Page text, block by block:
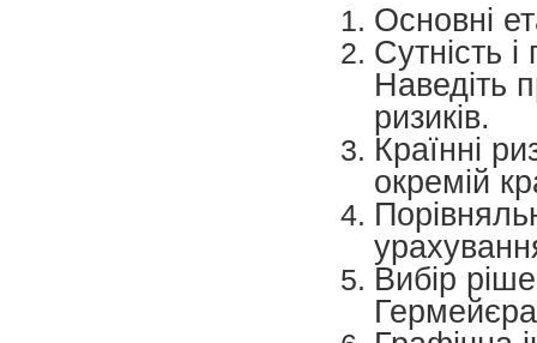
Основні
Сутність
Наведіть
ризиків.
Країнні
окремій
Вибір